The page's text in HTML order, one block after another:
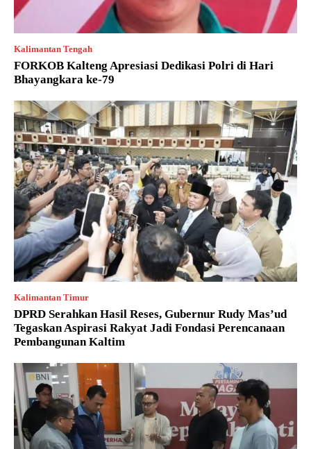
Kalimantan Tengah
FORKOB Kalteng Apresiasi Dedikasi Polri di Hari
Bhayangkara ke-79
Kalimantan Timur
DPRD Serahkan Hasil Reses, Gubernur Rudy Mas’ud
Tegaskan Aspirasi Rakyat Jadi Fondasi Perencanaan
Pembangunan Kaltim